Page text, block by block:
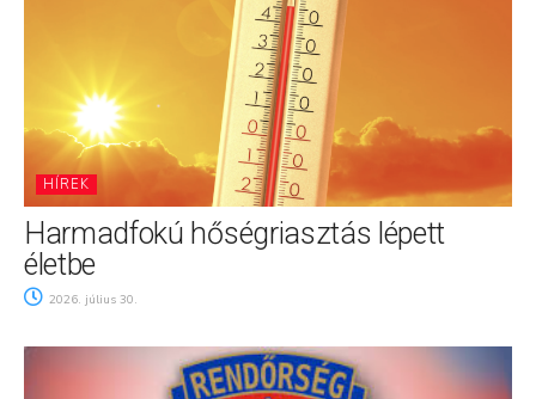
HÍREK
Harmadfokú hőségriasztás lépett
életbe
2026. július 30.